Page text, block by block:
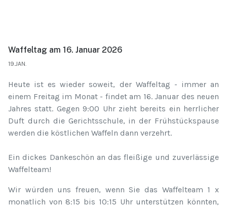
Waffeltag am 16. Januar 2026
19.JAN.
Heute ist es wieder soweit, der Waffeltag - immer an
einem Freitag im Monat - findet am 16. Januar des neuen
Jahres statt. Gegen 9:00 Uhr zieht bereits ein herrlicher
Duft durch die Gerichtsschule, in der Frühstückspause
werden die köstlichen Waffeln dann verzehrt.
Ein dickes Dankeschön an das fleißige und zuverlässige
Waffelteam!
Wir würden uns freuen, wenn Sie das Waffelteam 1 x
monatlich von 8:15 bis 10:15 Uhr unterstützen könnten,